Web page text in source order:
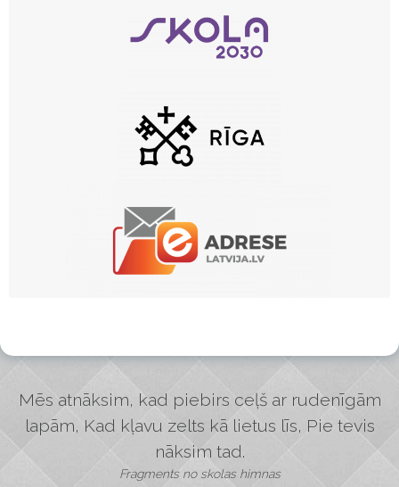
Mēs atnāksim, kad piebirs ceļš ar rudenīgām
lapām, Kad kļavu zelts kā lietus līs, Pie tevis
nāksim tad.
Fragments no skolas himnas